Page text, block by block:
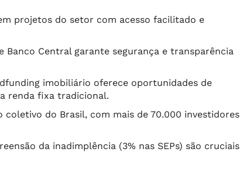
projetos do setor com acesso facilitado e
Banco Central garante segurança e transparência
imobiliário oferece oportunidades de
renda fixa tradicional.
do Brasil, com mais de 70.000 investidores
da inadimplência (3% nas SEPs) são cruciais